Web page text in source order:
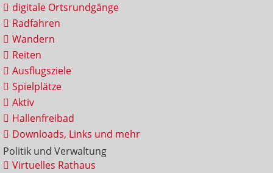
digitale Ortsrundgänge
Radfahren
Wandern
Reiten
Ausflugsziele
Spielplätze
Aktiv
Hallenfreibad
Downloads, Links und mehr
Politik und Verwaltung
Virtuelles Rathaus